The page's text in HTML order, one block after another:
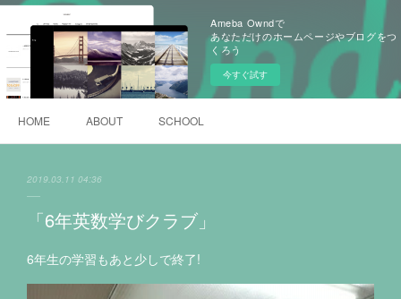
Ameba Owndで
あなただけのホームページやブログをつ
くろう
今すぐ試す
HOME ABOUT SCHOOL
2019.03.11 04:36
「6年英数学びクラブ」
6年生の学習もあと少しで終了!